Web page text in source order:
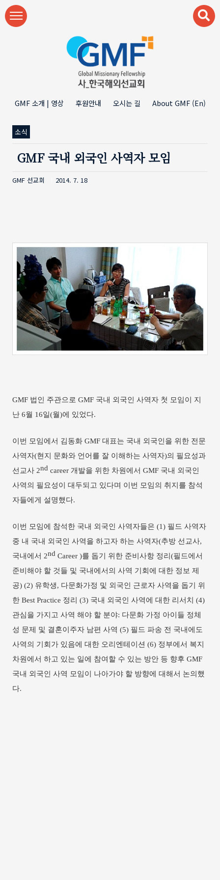
본문 바로가기
GMF 소개 | 영상 후원안내 오시는 길 About GMF (En)
소식
GMF 국내 외국인 사역자 모임
GMF 선교회 2014. 7. 18
GMF 법인 주관으로 GMF 국내 외국인 사역자 첫 모임이 지
난 6월 16일(월)에 있었다.
이번 모임에서 김동화 GMF 대표는 국내 외국인을 위한 전문
사역자(현지 문화와 언어를 잘 이해하는 사역자)의 필요성과
선교사 2nd career 개발을 위한 차원에서 GMF 국내 외국인
사역의 필요성이 대두되고 있다며 이번 모임의 취지를 참석
자들에게 설명했다.
이번 모임에 참석한 국내 외국인 사역자들은 (1) 필드 사역자
중 내 국내 외국인 사역을 하고자 하는 사역자(추방 선교사,
국내에서 2nd Career )를 돕기 위한 준비사항 정리 (필드에서
준비해야 할 것들 및 국내에서의 사역 기회에 대한 정보 제
공) (2) 유학생, 다문화가정 및 외국인 근로자 사역을 돕기 위
한 Best Practice 정리 (3) 국내 외국인 사역에 대한 리서치 (4)
관심을 가지고 사역 해야 할 분야: 다문화 가정 아이들 정체
성 문제 및 결혼이주자 남편 사역 (5) 필드 파송 전 국내에도
사역의 기회가 있음에 대한 오리엔테이션 (6) 정부에서 복지
차원에서 하고 있는 일에 참여할 수 있는 방안 등 향후 GMF
국내 외국인 사역 모임이 나아가야 할 방향에 대해서 논의했
다.